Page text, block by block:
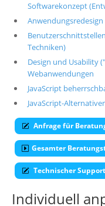
Suche
Softwarekonzept
Anwendungsredesign
Techniken)
Design und Usability
Webanwendungen
JavaScript
JavaScript-
Anfrage für
Gesamter
Technischer
Individuell